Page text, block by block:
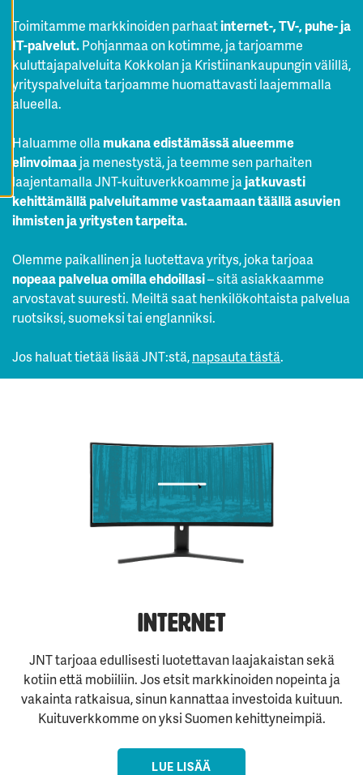
A
I
K
I
E
V
Ä
S
E
E
T
Toimitamme markkinoiden parhaatinternet-, TV-, puhe- ja
IT-palvelut.Pohjanmaa on kotimme, ja tarjoamme
kuluttajapalveluita Kokkolan ja Kristiinankaupungin välillä,
yrityspalveluita tarjoamme huomattavasti laajemmalla
alueella.
Haluamme olla mukana edistämässä alueemme
elinvoimaaja menestystä, ja teemme sen parhaiten
laajentamalla JNT-kuituverkkoamme jajatkuvasti
kehittämällä palveluitamme vastaamaan täällä asuvien
ihmisten ja yritysten tarpeita.
Olemme paikallinen ja luotettava yritys, joka tarjoaa
nopeaa palvelua omilla ehdoillasi– sitä asiakkaamme
arvostavat suuresti. Meiltä saat henkilökohtaista palvelua
ruotsiksi, suomeksi tai englanniksi.
Jos haluat tietää lisää JNT:stä,napsauta tästä.
Internet
JNT tarjoaa edullisesti luotettavan laajakaistan sekä
kotiin että mobiiliin. Jos etsit markkinoiden nopeinta ja
vakainta ratkaisua, sinun kannattaa investoida kuituun.
Kuituverkkomme on yksi Suomen kehittyneimpiä.
LUE LISÄÄ